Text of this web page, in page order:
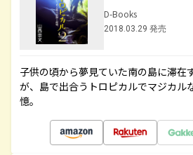
D-Books
2018.03.29 発売
子供の頃から夢見ていた南の島に滞在
が、島で出合うトロピカルでマジカル
憶。